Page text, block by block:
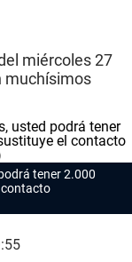
miércoles 27
muchísimos
tener 2.000
contacto